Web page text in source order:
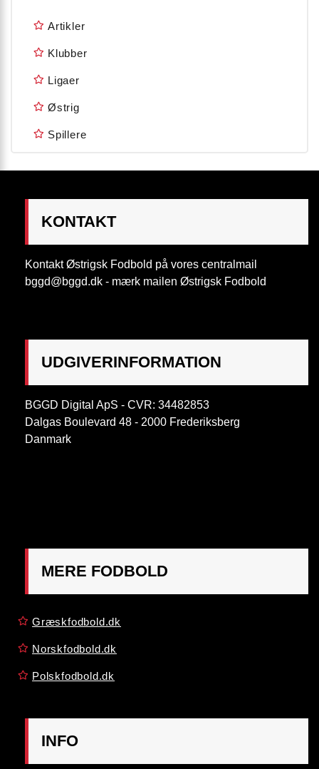
Artikler
Klubber
Ligaer
Østrig
Spillere
KONTAKT
Kontakt Østrigsk Fodbold på vores centralmail
bggd@bggd.dk - mærk mailen Østrigsk Fodbold
UDGIVERINFORMATION
BGGD Digital ApS - CVR: 34482853
Dalgas Boulevard 48 - 2000 Frederiksberg
Danmark
MERE FODBOLD
Græskfodbold.dk
Norskfodbold.dk
Polskfodbold.dk
INFO